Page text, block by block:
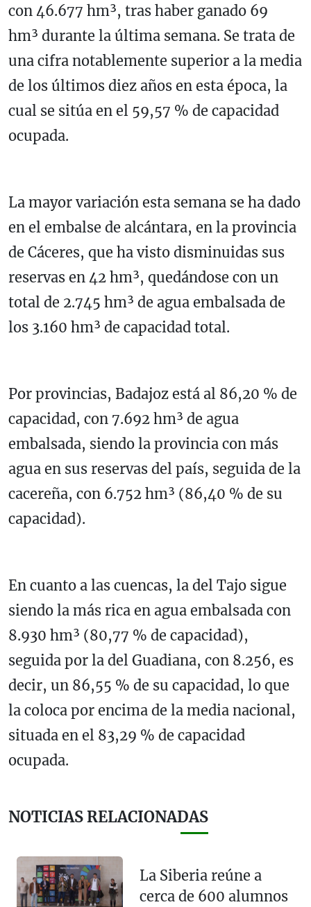
con 46.677 hm³, tras haber ganado 69
hm³ durante la última semana. Se trata de
una cifra notablemente superior a la media
de los últimos diez años en esta época, la
cual se sitúa en el 59,57 % de capacidad
ocupada.
La mayor variación esta semana se ha dado
en el embalse de alcántara, en la provincia
de Cáceres, que ha visto disminuidas sus
reservas en 42 hm³, quedándose con un
total de 2.745 hm³ de agua embalsada de
los 3.160 hm³ de capacidad total.
Por provincias, Badajoz está al 86,20 % de
capacidad, con 7.692 hm³ de agua
embalsada, siendo la provincia con más
agua en sus reservas del país, seguida de la
cacereña, con 6.752 hm³ (86,40 % de su
capacidad).
En cuanto a las cuencas, la del Tajo sigue
siendo la más rica en agua embalsada con
8.930 hm³ (80,77 % de capacidad),
seguida por la del Guadiana, con 8.256, es
decir, un 86,55 % de su capacidad, lo que
la coloca por encima de la media nacional,
situada en el 83,29 % de capacidad
ocupada.
NOTICIAS RELACIONADAS
La Siberia reúne a
cerca de 600 alumnos